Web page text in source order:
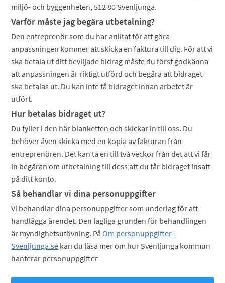
miljö- och byggenheten, 512 80 Svenljunga.
Varför måste jag begära utbetalning?
Den entreprenör som du har anlitat för att göra
anpassningen kommer att skicka en faktura till dig. För att vi
ska betala ut ditt beviljade bidrag måste du först godkänna
att anpassningen är riktigt utförd och begära att bidraget
ska betalas ut. Du kan inte få bidraget innan arbetet är
utfört.
Hur betalas bidraget ut?
Du fyller i den här blanketten och skickar in till oss. Du
behöver även skicka med en kopia av fakturan från
entreprenören. Det kan ta en till två veckor från det att vi får
in begäran om utbetalning till dess att du får bidraget insatt
på ditt konto.
Så behandlar vi dina personuppgifter
Vi behandlar dina personuppgifter som underlag för att
handlägga ärendet. Den lagliga grunden för behandlingen
är myndighetsutövning. PåOm personuppgifter -
Svenljunga.se kan du läsa mer om hur Svenljunga kommun
hanterar personuppgifter